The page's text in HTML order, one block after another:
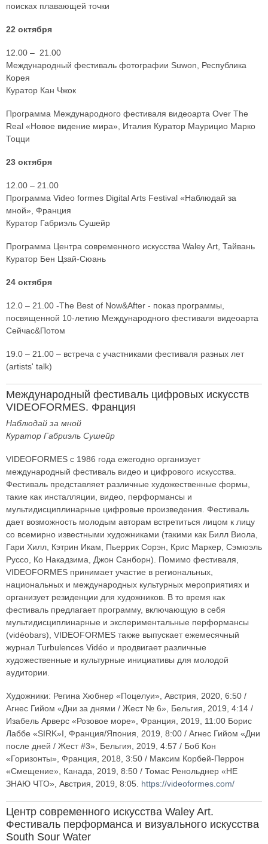
поисках плавающей точки
22 октября
12.00 – 21.00
Международный фестиваль фотографии Suwon, Республика
Корея
Куратор Кан Чжок
Программа Международного фестиваля видеоарта Over The
Real «Новое видение мира», Италия Куратор Маурицио Марко
Тоцци
23 октября
12.00 – 21.00
Программа Video formes Digital Arts Festival «Наблюдай за
мной», Франция
Куратор Габриэль Сушейр
Программа Центра современного искусства Waley Art, Тайвань
Куратор Бен Цзай-Сюань
24 октября
12.0 – 21.00 -The Best of Now&After - показ программы,
посвященной 10-летию Международного фестиваля видеоарта
Сейчас&Потом
19.0 – 21.00 – встреча с участниками фестиваля разных лет
(artists' talk)
Международный фестиваль цифровых искусств
VIDEOFORMES. Франция
Наблюдай за мной
Куратор Габриэль Сушейр
VIDEOFORMES с 1986 года ежегодно организует
международный фестиваль видео и цифрового искусства.
Фестиваль представляет различные художественные формы,
такие как инсталляции, видео, перформансы и
мультидисциплинарные цифровые произведения. Фестиваль
дает возможность молодым авторам встретиться лицом к лицу
со всемирно известными художниками (такими как Билл Виола,
Гари Хилл, Кэтрин Икам, Пьеррик Сорэн, Крис Маркер, Сэмюэль
Руссо, Ко Накадзима, Джон Санборн). Помимо фестиваля,
VIDEOFORMES принимает участие в региональных,
национальных и международных культурных мероприятиях и
организует резиденции для художников. В то время как
фестиваль предлагает программу, включающую в себя
мультидисциплинарные и экспериментальные перформансы
(vidéobars), VIDEOFORMES также выпускает ежемесячный
журнал Turbulences Vidéo и продвигает различные
художественные и культурные инициативы для молодой
аудитории.
Художники: Регина Хюбнер «Поцелуи», Австрия, 2020, 6:50 /
Агнес Гийом «Дни за днями / Жест № 6», Бельгия, 2019, 4:14 /
Изабель Арверс «Розовое море», Франция, 2019, 11:00 Борис
Лаббе «SIRK»I, Франция/Япония, 2019, 8:00 / Агнес Гийом «Дни
после дней / Жест #3», Бельгия, 2019, 4:57 / Боб Кон
«Горизонты», Франция, 2018, 3:50 / Максим Корбей-Перрон
«Смещение», Канада, 2019, 8:50 / Томас Ренольднер «НЕ
ЗНАЮ ЧТО», Австрия, 2019, 8:05. https://videoformes.com/
Центр современного искусства Waley Art.
Фестиваль перформанса и визуального искусства
South Sour Water